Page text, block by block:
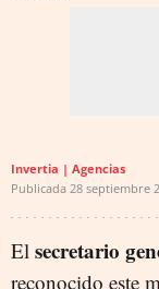
Invertia | Agencias
Publicada 28 septiembre
El secretario
reconocido este